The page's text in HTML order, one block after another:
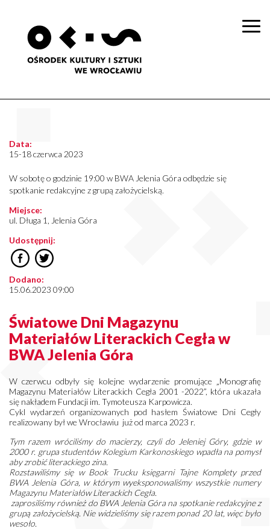
Data:
15-18 czerwca 2023
W sobotę o godzinie 19:00 w BWA Jelenia Góra odbędzie się
spotkanie redakcyjne z grupą założycielską.
Miejsce:
ul. Długa 1, Jelenia Góra
Udostępnij:
Dodano:
15.06.2023 09:00
Światowe Dni Magazynu
Materiałów Literackich Cegła w
BWA Jelenia Góra
W czerwcu odbyły się kolejne wydarzenie promujące „Monografię
Magazynu Materiałów Literackich Cegła 2001 -2022”, która ukazała
się nakładem Fundacji im. Tymoteusza Karpowicza.
Cykl wydarzeń organizowanych pod hasłem Światowe Dni Cegły
realizowany był we Wrocławiu już od marca 2023 r.
Tym razem wróciliśmy do macierzy, czyli do Jeleniej Góry, gdzie w
2000 r. grupa studentów Kolegium Karkonoskiego wpadła na pomysł
aby zrobić literackiego zina.
Rozstawiliśmy się w Book Trucku księgarni Tajne Komplety przed
BWA Jelenia Góra, w którym wyeksponowaliśmy wszystkie numery
Magazynu Materiałów Literackich Cegła.
zaprosiliśmy również do BWA Jelenia Góra na spotkanie redakcyjne z
grupą założycielską. Nie widzieliśmy się razem ponad 20 lat, więc było
wesoło.